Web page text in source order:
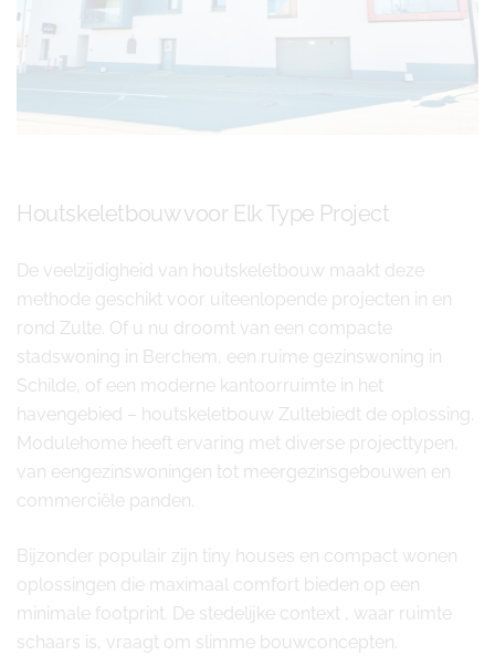
Houtskeletbouw voor Elk Type Project
De veelzijdigheid van houtskeletbouw maakt deze
methode geschikt voor uiteenlopende projecten in en
rond Zulte. Of u nu droomt van een compacte
stadswoning in Berchem, een ruime gezinswoning in
Schilde, of een moderne kantoorruimte in het
havengebied – houtskeletbouw Zultebiedt de oplossing.
Modulehome heeft ervaring met diverse projecttypen,
van eengezinswoningen tot meergezinsgebouwen en
commerciële panden.
Bijzonder populair zijn tiny houses en compact wonen
oplossingen die maximaal comfort bieden op een
minimale footprint. De stedelijke context , waar ruimte
schaars is, vraagt om slimme bouwconcepten.